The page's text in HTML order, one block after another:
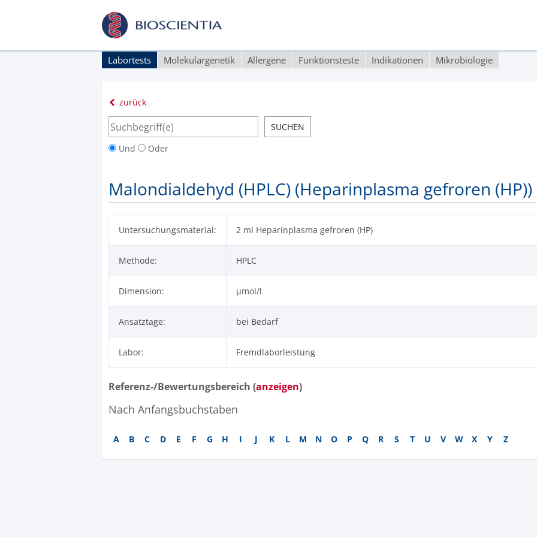
Labortests Molekulargenetik Allergene Funktionsteste Indikationen Mikrobiologie
zurück
Und Oder
Malondialdehyd (HPLC) (Heparinplasma gefroren (HP))
Untersuchungsmaterial: 2 ml Heparinplasma gefroren (HP)
Methode: HPLC
Dimension: µmol/l
Ansatztage: bei Bedarf
Labor: Fremdlaborleistung
Referenz-/Bewertungsbereich (anzeigen)
Nach Anfangsbuchstaben
A B C D E F G H I J K L M N O P Q R S T U V W X Y Z